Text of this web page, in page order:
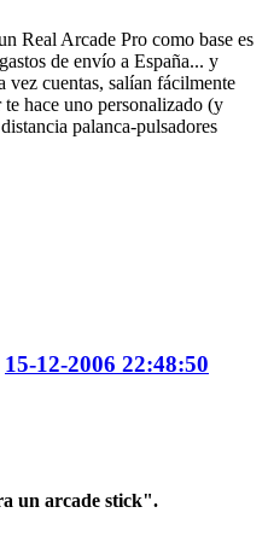
Real Arcade Pro como base es
de envío a España... y
vez cuentas, salían fácilmente
hace uno personalizado (y
palanca-pulsadores
15-12-2006 22:48:50
un arcade stick".